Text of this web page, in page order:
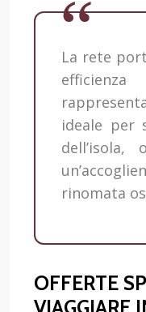
La rete
ideale per
dell’isola,
rinomata
OFFERTE
VIAGGIARE